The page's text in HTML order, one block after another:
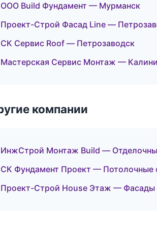
ООО Build Фундамент — Мурманск
Проект-Строй Фасад Line —
СК Сервис Roof — Петрозаводск
Мастерская Сервис Монтаж —
компании
ИнжСтрой Монтаж Build —
СК Фундамент Проект — Потолочные
Проект-Строй House Этаж — Фасады